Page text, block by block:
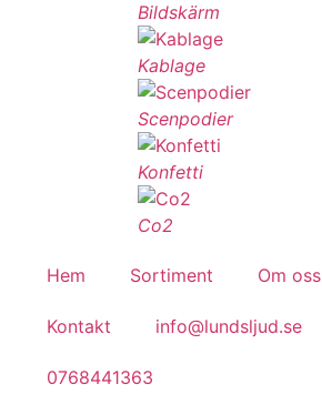
Bildskärm
Kablage
Scenpodier
Konfetti
Co2
Hem Sortiment Om oss
Kontakt info@lundsljud.se
0768441363